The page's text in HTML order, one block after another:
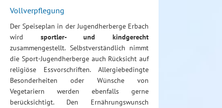
Vollverpflegung
Der Speiseplan in der Jugendherberge Erbach
wird sportler- und kindgerecht
zusammengestellt. Selbstverständlich nimmt
die Sport-Jugendherberge auch Rücksicht auf
religiöse Essvorschriften. Allergiebedingte
Besonderheiten oder Wünsche von
Vegetariern werden ebenfalls gerne
berücksichtigt. Den Ernährungswunsch